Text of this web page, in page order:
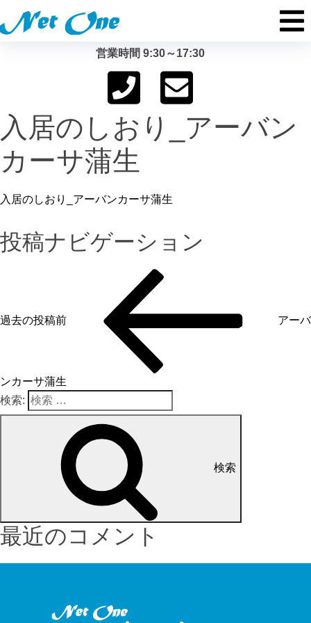
営業時間 9:30～17:30
入居のしおり_アーバン
カーサ蒲生
入居のしおり_アーバンカーサ蒲生
投稿ナビゲーション
過去の投稿前 アーバ
ンカーサ蒲生
検索:
検索
最近のコメント